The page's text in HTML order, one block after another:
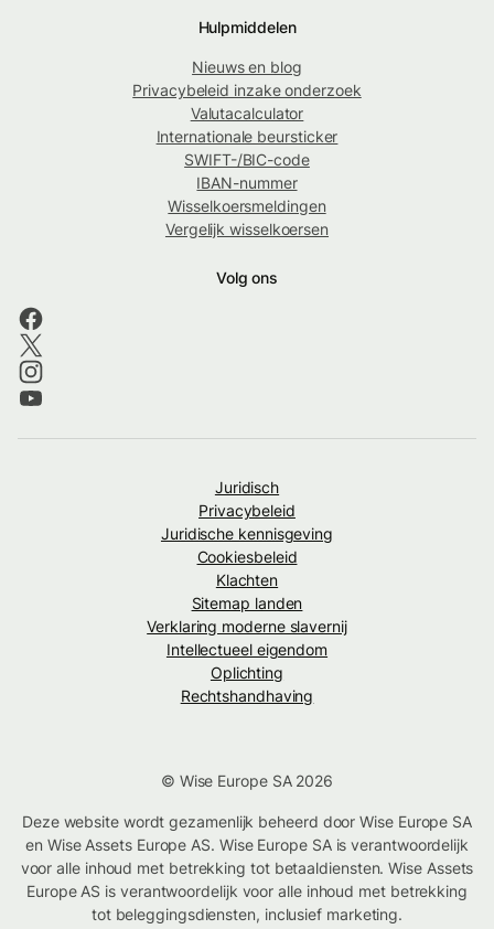
Hulpmiddelen
Nieuws en blog
Privacybeleid inzake onderzoek
Valutacalculator
Internationale beursticker
SWIFT-/BIC-code
IBAN-nummer
Wisselkoersmeldingen
Vergelijk wisselkoersen
Volg ons
Juridisch
Privacybeleid
Juridische kennisgeving
Cookiesbeleid
Klachten
Sitemap landen
Verklaring moderne slavernij
Intellectueel eigendom
Oplichting
Rechtshandhaving
© Wise Europe SA 2026
Deze website wordt gezamenlijk beheerd door Wise Europe SA
en Wise Assets Europe AS. Wise Europe SA is verantwoordelijk
voor alle inhoud met betrekking tot betaaldiensten. Wise Assets
Europe AS is verantwoordelijk voor alle inhoud met betrekking
tot beleggingsdiensten, inclusief marketing.